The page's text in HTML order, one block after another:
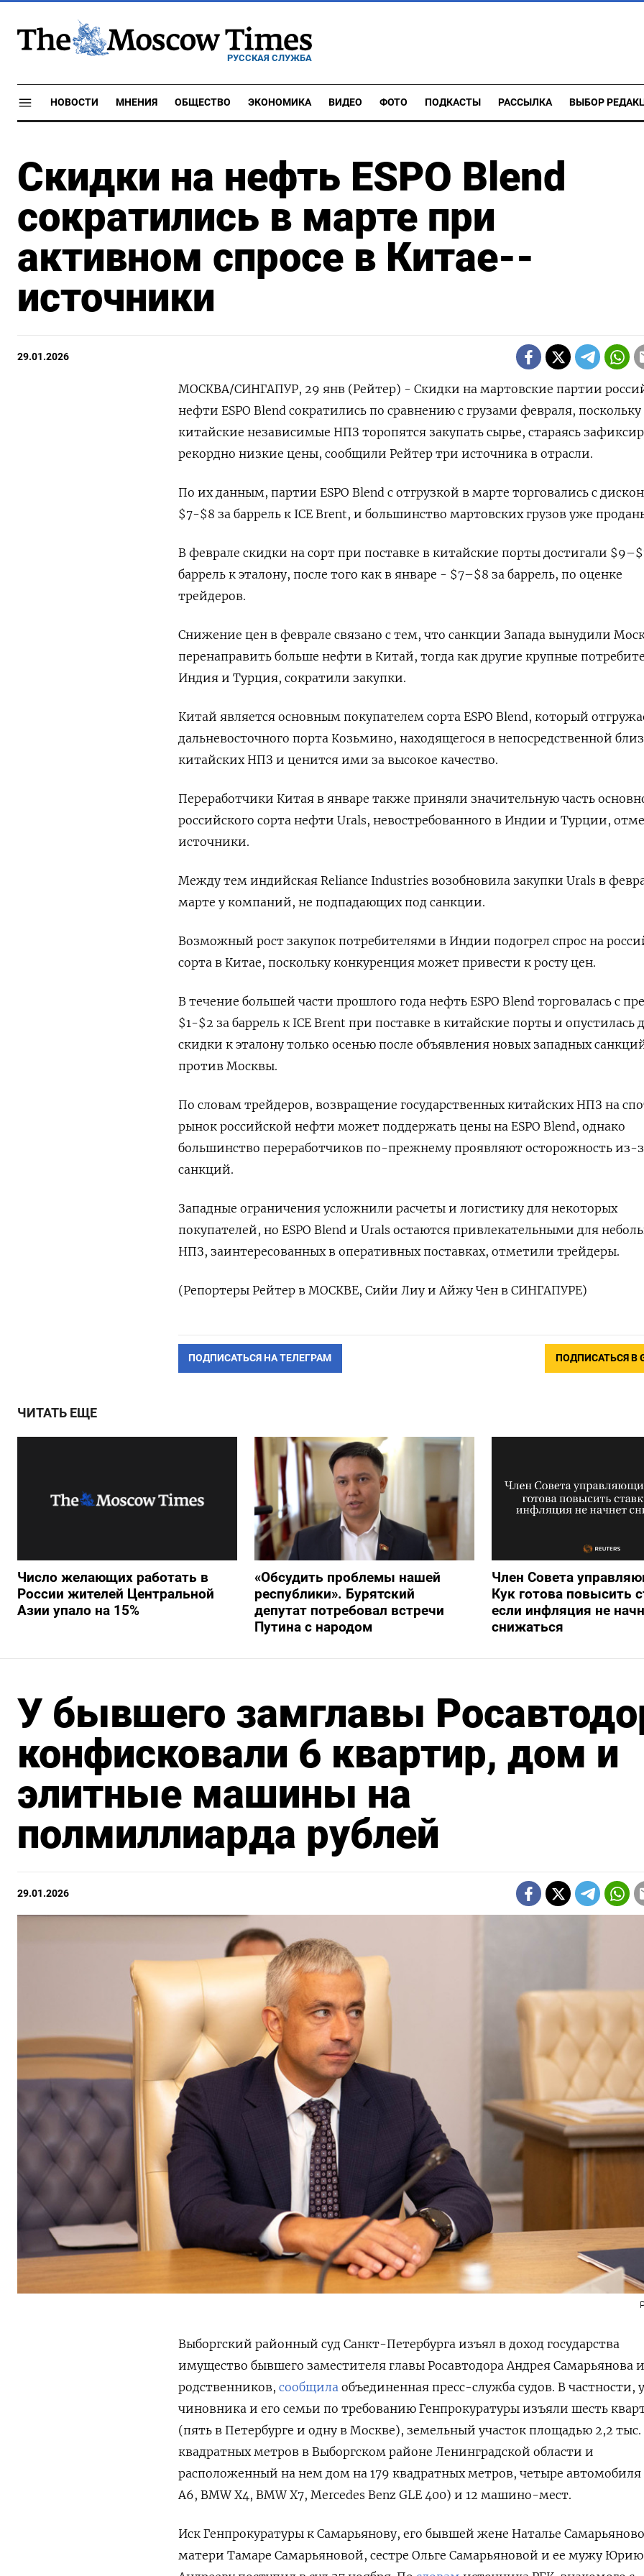
РУССКАЯ СЛУЖБА
НОВОСТИ МНЕНИЯ ОБЩЕСТВО ЭКОНОМИКА ВИДЕО ФОТО ПОДКАСТЫ РАССЫЛКА ВЫБОР
Скидки на нефть ESPO Blend
сократились в марте при
активном спросе в Китае--
источники
29.01.2026
МОСКВА/СИНГАПУР, 29 янв (Рейтер) - Скидки на мартовские партии
нефти ESPO Blend сократились по сравнению с грузами февраля, поскольку
китайские независимые НПЗ торопятся закупать сырье, стараясь
рекордно ⁠низкие цены, сообщили Рейтер три источника в отрасли.
По их данным, партии ESPO Blend с отгрузкой в марте торговались с
$7-$8 за баррель к ICE Brent, и большинство мартовских ⁠грузов уже
В феврале ​скидки на сорт при поставке ⁠в китайские порты достигали
баррель к эталону, после того как в январе - $7–$8 за баррель, ⁠по оценке
трейдеров.
Снижение цен в феврале связано с тем, что санкции Запада вынудили
‌перенаправить больше нефти в Китай, тогда как другие крупные
Индия ‍и Турция, сократили закупки.
Китай является основным покупателем сорта ESPO Blend, который
дальневосточного порта Козьмино, находящегося в непосредственной
китайских НПЗ и ценится ​ими за высокое качество.
Переработчики Китая в январе также приняли значительную часть
российского сорта нефти Urals, невостребованного в Индии и Турции,
⁠источники.
Между тем индийская Reliance Industries возобновила ‍закупки Urals в
марте у компаний, не подпадающих под санкции.
Возможный рост ‌закупок потребителями в Индии подогрел спрос на
сорта в Китае, поскольку конкуренция может привести к росту цен.
В течение большей части прошлого года нефть ESPO Blend торговалась с
$1-$2 за баррель к ICE Brent при поставке в китайские порты и опустилась
скидки к эталону только осенью после объявления новых западных
против ‍Москвы.
По словам трейдеров, возвращение ‍государственных китайских НПЗ на
рынок российской нефти может поддержать цены на ESPO Blend, однако
большинство переработчиков ‍по-прежнему проявляют осторожность из-
санкций.
Западные ограничения усложнили расчеты и логистику для некоторых
покупателей, но ESPO Blend и Urals остаются привлекательными для
НПЗ, ⁠заинтересованных в оперативных поставках, отметили трейдеры.
(Репортеры Рейтер в МОСКВЕ, Сийи Лиу и Айжу Чен в СИНГАПУРЕ)
ПОДПИСАТЬСЯ НА ТЕЛЕГРАМ ПОДПИСАТЬСЯ В
ЧИТАТЬ ЕЩЕ
Число желающих работать в
России жителей Центральной
Азии упало на 15%
«Обсудить проблемы нашей
республики». Бурятский
депутат потребовал встречи
Путина с народом
Член Совета
Кук готова повысить
если инфляция не
снижаться
У бывшего замглавы
конфисковали 6 квартир, дом и
элитные машины на
полмиллиарда рублей
29.01.2026
Выборгский районный суд Санкт-Петербурга изъял в доход государства
имущество бывшего заместителя главы Росавтодора Андрея Самарьянова и
родственников, сообщила объединенная пресс-служба судов. В частности,
чиновника и его семьи по требованию Генпрокуратуры изъяли шесть
(пять в Петербурге и одну в Москве), земельный участок площадью 2,2 тыс.
квадратных метров в Выборгском районе Ленинградской области и
расположенный на нем дом на 179 квадратных метров, четыре автомобиля
A6, BMW X4, BMW X7, Mercedes Benz GLE 400) и 12 машино-мест.
Иск Генпрокуратуры к Самарьянову, его бывшей жене Наталье
матери Тамаре Самарьяновой, сестре Ольге Самарьяновой и ее мужу Юрию